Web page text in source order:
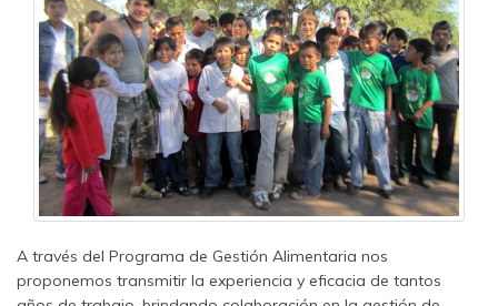
A través del Programa de Gestión Alimentaria nos
proponemos transmitir la experiencia y eficacia de tantos